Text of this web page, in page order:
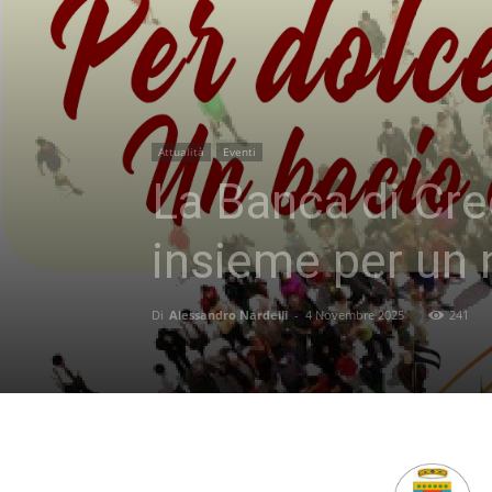
Attualità Eventi
La Banca di
insieme per un
Di Alessandro Nardelli - 4 Novembre 2025 241